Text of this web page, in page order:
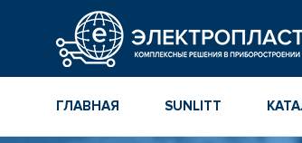
ГЛАВНАЯ SUNLITT